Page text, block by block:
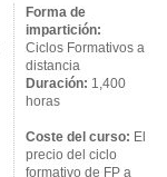
Forma de
impartición:
Ciclos Formativos a
distancia
Duración: 1,400
horas
Coste del curso: El
precio del ciclo
formativo de FP a